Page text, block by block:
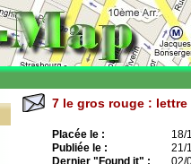
7 le gros rouge : lettre
Placée le : 18/
Publiée le :
21/
Dernier "Found it" :
02/